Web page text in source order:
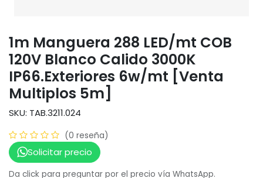
1m Manguera 288 LED/mt COB
120V Blanco Calido 3000K
IP66.Exteriores 6w/mt [Venta
Multiplos 5m]
SKU: TAB.3211.024
(0 reseña)
Solicitar precio
Da click para preguntar por el precio vía WhatsApp.